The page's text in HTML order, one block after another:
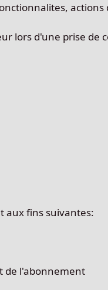
lors d'une prise de
aux fins suivantes:
de l'abonnement